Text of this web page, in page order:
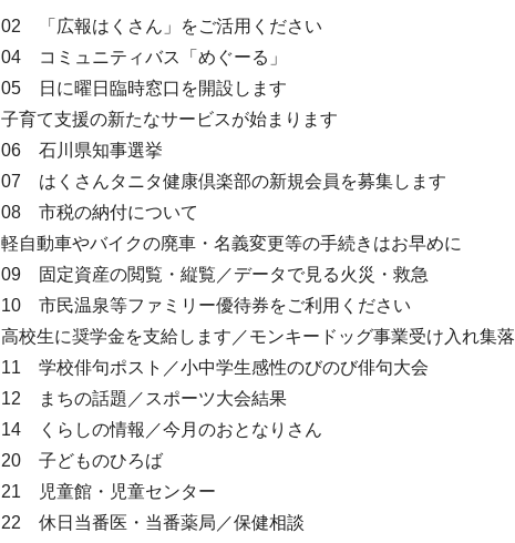
02 「広報はくさん」をご活用ください
04 コミュニティバス「めぐーる」
05 日に曜日臨時窓口を開設します
子育て支援の新たなサービスが始まります
06 石川県知事選挙
07 はくさんタニタ健康倶楽部の新規会員を募集します
08 市税の納付について
軽自動車やバイクの廃車・名義変更等の手続きはお早めに
09 固定資産の閲覧・縦覧／データで見る火災・救急
10 市民温泉等ファミリー優待券をご利用ください
高校生に奨学金を支給します／モンキードッグ事業受け入れ集落
11 学校俳句ポスト／小中学生感性のびのび俳句大会
12 まちの話題／スポーツ大会結果
14 くらしの情報／今月のおとなりさん
20 子どものひろば
21 児童館・児童センター
22 休日当番医・当番薬局／保健相談